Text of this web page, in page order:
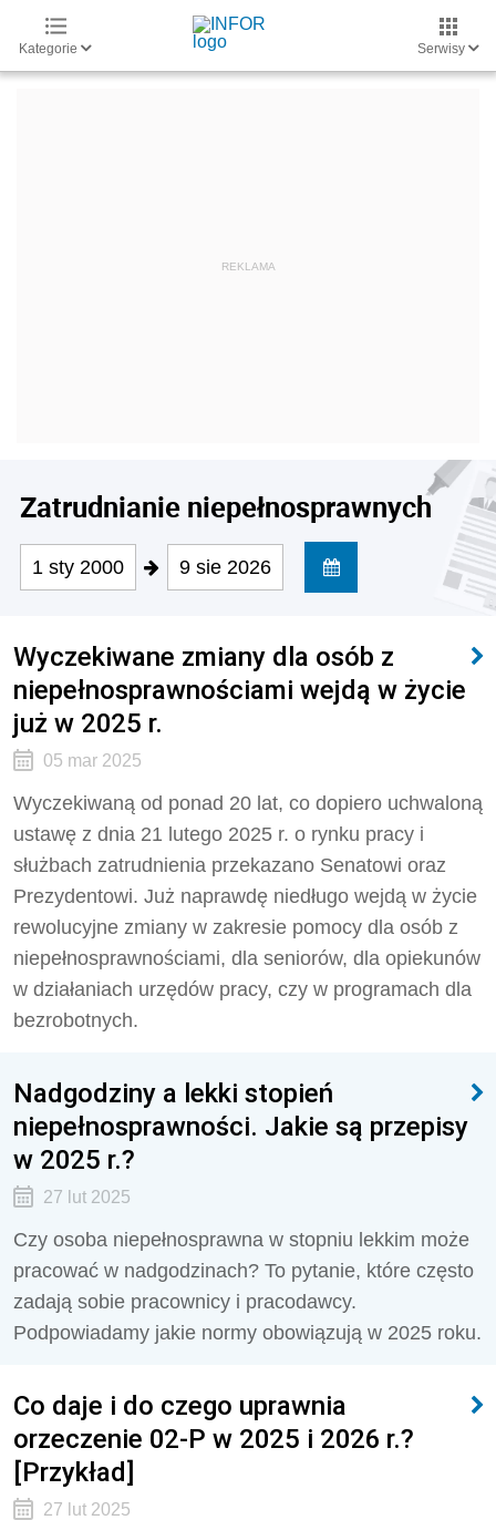
Kategorie Serwisy
Zatrudnianie niepełnosprawnych
1 sty 2000 9 sie 2026
Wyczekiwane zmiany dla osób z
niepełnosprawnościami wejdą w życie
już w 2025 r.
05 mar 2025
Wyczekiwaną od ponad 20 lat, co dopiero uchwaloną
ustawę z dnia 21 lutego 2025 r. o rynku pracy i
służbach zatrudnienia przekazano Senatowi oraz
Prezydentowi. Już naprawdę niedługo wejdą w życie
rewolucyjne zmiany w zakresie pomocy dla osób z
niepełnosprawnościami, dla seniorów, dla opiekunów
w działaniach urzędów pracy, czy w programach dla
bezrobotnych.
Nadgodziny a lekki stopień
niepełnosprawności. Jakie są przepisy
w 2025 r.?
27 lut 2025
Czy osoba niepełnosprawna w stopniu lekkim może
pracować w nadgodzinach? To pytanie, które często
zadają sobie pracownicy i pracodawcy.
Podpowiadamy jakie normy obowiązują w 2025 roku.
Co daje i do czego uprawnia
orzeczenie 02-P w 2025 i 2026 r.?
[Przykład]
27 lut 2025